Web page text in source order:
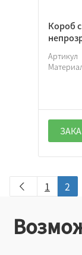
Короб
Артикул
1 2